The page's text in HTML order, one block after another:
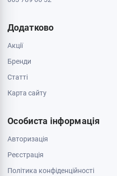
Обмін та повернення
Зв'яжіться з нами
0 800 403 173
044 334 54 27
063 789 66 52
Додатково
Акції